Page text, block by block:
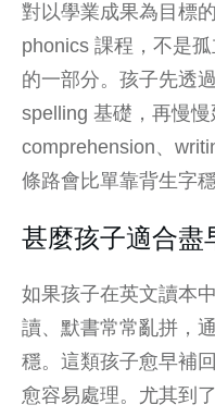
對以學業成果為目標
phonics 課程，不是
的一部分。孩子先透
spelling 基礎，再慢
comprehension、
條路會比單靠背生字穩
甚麼孩子適合盡
如果孩子在英文讀本
讀、 默書常常亂拼 ，
穩。這類孩子愈早補
愈容易處理。尤其到